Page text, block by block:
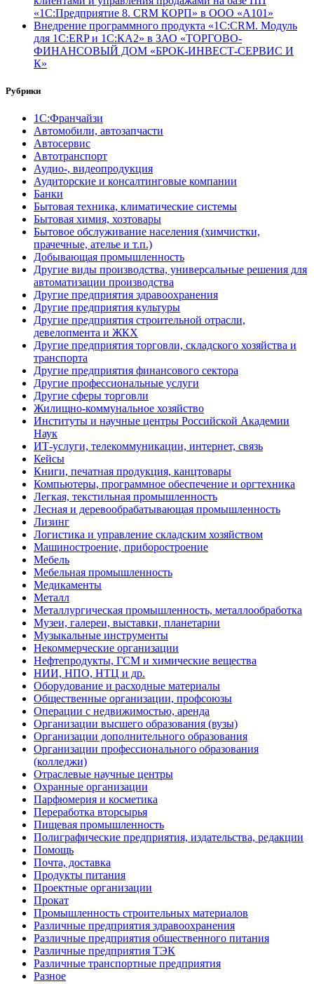
«1С:Предприятие 8. CRM КОРП» в ООО «А101»
Внедрение программного продукта «1С:CRM. Модуль
для 1С:ERP и 1С:КА2» в ЗАО «ТОРГОВО-
ФИНАНСОВЫЙ ДОМ «БРОК-ИНВЕСТ-СЕРВИС И
К»
Рубрики
1С:Франчайзи
Автомобили, автозапчасти
Автосервис
Автотранспорт
Аудио-, видеопродукция
Аудиторские и консалтинговые компании
Банки
Бытовая техника, климатические системы
Бытовая химия, хозтовары
Бытовое обслуживание населения (химчистки,
прачечные, ателье и т.п.)
Добывающая промышленность
Другие виды производства, универсальные решения для
автоматизации производства
Другие предприятия здравоохранения
Другие предприятия культуры
Другие предприятия строительной отрасли,
девелопмента и ЖКХ
Другие предприятия торговли, складского хозяйства и
транспорта
Другие предприятия финансового сектора
Другие профессиональные услуги
Другие сферы торговли
Жилищно-коммунальное хозяйство
Институты и научные центры Российской Академии
Наук
ИТ-услуги, телекоммуникации, интернет, связь
Кейсы
Книги, печатная продукция, канцтовары
Компьютеры, программное обеспечение и оргтехника
Легкая, текстильная промышленность
Лесная и деревообрабатывающая промышленность
Лизинг
Логистика и управление складским хозяйством
Машиностроение, приборостроение
Мебель
Мебельная промышленность
Медикаменты
Металл
Металлургическая промышленность, металлообработка
Музеи, галереи, выставки, планетарии
Музыкальные инструменты
Некоммерческие организации
Нефтепродукты, ГСМ и химические вещества
НИИ, НПО, НТЦ и др.
Оборудование и расходные материалы
Общественные организации, профсоюзы
Операции с недвижимостью, аренда
Организации высшего образования (вузы)
Организации дополнительного образования
Организации профессионального образования
(колледжи)
Отраслевые научные центры
Охранные организации
Парфюмерия и косметика
Переработка вторсырья
Пищевая промышленность
Полиграфические предприятия, издательства, редакции
Помощь
Почта, доставка
Продукты питания
Проектные организации
Прокат
Промышленность строительных материалов
Различные предприятия здравоохранения
Различные предприятия общественного питания
Различные предприятия ТЭК
Различные транспортные предприятия
Разное